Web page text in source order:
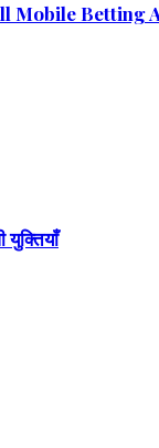
Mobile Betting